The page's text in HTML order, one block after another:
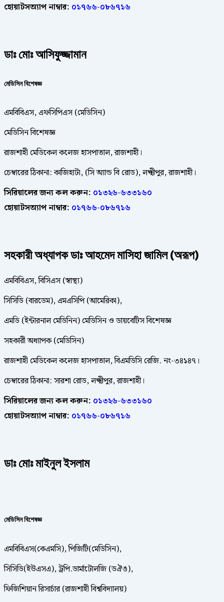
হোয়াটসঅ্যাপ নাম্বার: ০১৭৬৬-০৮৬৭১৬
ডাঃ মোঃ আসিফুজ্জামান
মেডিসিনবিশেষজ্ঞ
এমবিবিএস, এফসিপিএস (মেডিসিন)
মেডিসিন বিশেষজ্ঞ
রাজশাহী মেডিকেল কলেজ হাসপাতাল, রাজশাহী।
চেম্বারের ঠিকানা: কাজিহাটা, (সি অ্যান্ড বি রোড), লক্ষ্মীপুর, রাজশাহী।
সিরিয়ালের জন্য কল করুন: ০১৩২৬-৬৩৩১৬০
হোয়াটসঅ্যাপ নাম্বার: ০১৭৬৬-০৮৬৭১৬
সহকারী অধ্যাপক ডাঃ আহমেদ মাসিহা জামিল (অরূপ)
এমবিবিএস, বিসিএস (স্বাস্থ্য)
সিসিডি (বারডেম), এমএসিপি (আমেরিকা),
এমডি (ইন্টারনাল মেডিনিন) মেডিসিন ও ডায়বেটিস বিশেষজ্ঞ
সহকারী অধ্যাপক (মেডিসিন)
রাজশাহী মেডিকেল কলেজ হাসপাতাল, বিএমডিসি রেজি. নং-৩৪১৪৭।
চেম্বারের ঠিকানা: সারশা রোড, লক্ষ্মীপুর, রাজশাহী।
সিরিয়ালের জন্য কল করুন: ০১৩২৬-৬৩৩১৬০
হোয়াটসঅ্যাপ নাম্বার: ০১৭৬৬-০৮৬৭১৬
ডাঃ মোঃ মাইনুল ইসলাম
মেডিসিনবিশেষজ্ঞ
এমবিবিএস(কেএমসি), পিজিটি(মেডিসিন),
সিসিডি(ইউএসএ), ট্রপি.ডার্মাটোলজি (ডঐঙ),
ফিজিশিয়ান রিসার্চার (রাজশাহী বিশ্ববিদ্যালয়)